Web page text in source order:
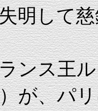
明して
ス王ル
が、パ